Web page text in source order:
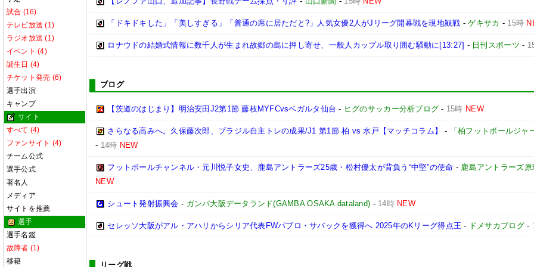
試合 (16)
テレビ放送 (1)
ラジオ放送 (1)
イベント (4)
誕生日 (4)
チケット発売 (6)
選手出演
キャンプ
サイト
すべて (4)
ファンサイト (4)
チーム公式
選手公式
著名人
メディア
サイトを推薦
選手
選手名鑑
故障者 (1)
移籍
「ドキドキした」「美しすぎる」「普通の席に居ただと?」人気女優2人がJリーグ開幕戦を現地観戦 -ゲキサカ - 15時
ロナウドの結婚式情報に数千人が生まれ故郷の島に押し寄せ、一般人カップル取り囲む騒動に[13:27] - 日刊スポーツ -
ブログ
【茨道のはじまり】明治安田J2第1節 藤枝MYFCvsベガルタ仙台 - ヒグのサッカー分析ブログ - 15時 NEW
さらなる高みへ。久保藤次郎、ブラジル自主トレの成果/J1 第1節 柏 vs 水戸【マッチコラム】 -
「柏フットボールジャ
- 14時 NEW
フットボールチャンネル・元川悦子女史、鹿島アントラーズ25歳・松村優太が背負う“中堅”の使命 - 鹿島アントラーズ原
NEW
シュート発射振興会 - ガンバ大阪データランド(GAMBA OSAKA dataland) - 14時 NEW
セレッソ大阪がアル・アハリからシリア代表FWパブロ・サバックを獲得へ 2025年のKリーグ得点王 - ドメサカブログ-
リーグ戦